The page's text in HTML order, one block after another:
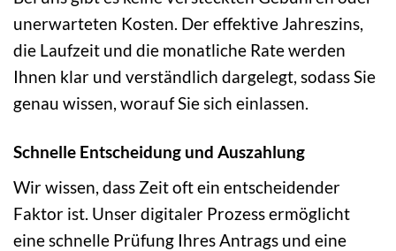
unerwarteten Kosten. Der effektive Jahreszins,
die Laufzeit und die monatliche Rate werden
Ihnen klar und verständlich dargelegt, sodass Sie
genau wissen, worauf Sie sich einlassen.
Schnelle Entscheidung und Auszahlung
Wir wissen, dass Zeit oft ein entscheidender
Faktor ist. Unser digitaler Prozess ermöglicht
eine schnelle Prüfung Ihres Antrags und eine